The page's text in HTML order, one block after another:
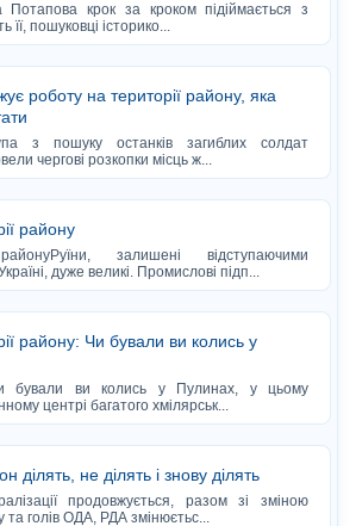
Потапова крок за кроком підіймається з
її, пошуковці історико...
роботу на території району, яка
з пошуку останків загиблих солдат
чергові розкопки місць ж...
району
залишені відступаючими
дуже великі. Промислові підп...
району: Чи бували ви колись у
бували ви колись у Пулинах, у цьому
центрі багатого хмілярськ...
ділять, не ділять і знову ділять
продовжується, разом зі зміною
та голів ОДА, РДА змінюєтьс...